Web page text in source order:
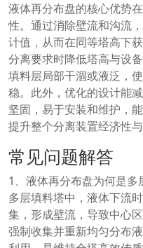
液体再分布盘的核心优势
性。通过消除壁流和沟流
计值，从而在同等塔高下
分离要求时降低塔高与设
填料层局部干涸或液泛，
稳。此外，优化的设计能
坚固，易于安装和维护，
提升整个分离装置经济性与
常见问题解答
1、液体再分布盘为何是多
多层填料塔中，液体下流
集，形成壁流，导致中心
强制收集并重新均匀分布